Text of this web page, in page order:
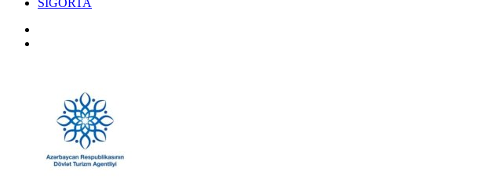
SIĞORTA